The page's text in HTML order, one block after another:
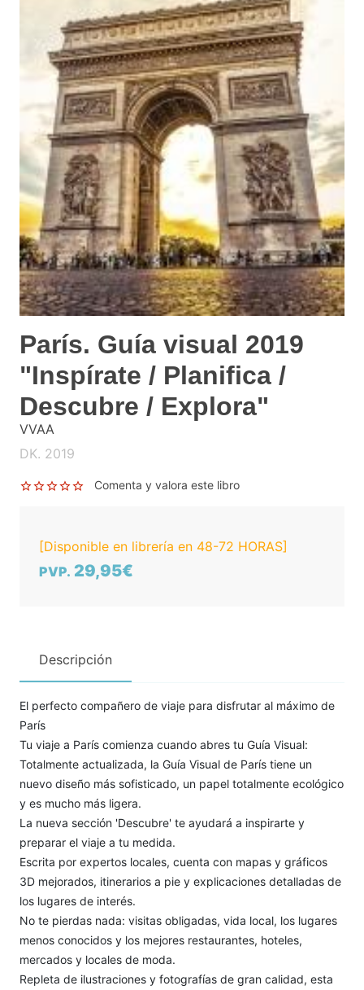
París. Guía visual 2019
"Inspírate / Planifica /
Descubre / Explora"
VVAA
DK. 2019
Comenta y valora este libro
[Disponible en librería en 48-72 HORAS]
PVP. 29,95€
Descripción
El perfecto compañero de viaje para disfrutar al máximo de
París
Tu viaje a París comienza cuando abres tu Guía Visual:
Totalmente actualizada, la Guía Visual de París tiene un
nuevo diseño más sofisticado, un papel totalmente ecológico
y es mucho más ligera.
La nueva sección 'Descubre' te ayudará a inspirarte y
preparar el viaje a tu medida.
Escrita por expertos locales, cuenta con mapas y gráficos
3D mejorados, itinerarios a pie y explicaciones detalladas de
los lugares de interés.
No te pierdas nada: visitas obligadas, vida local, los lugares
menos conocidos y los mejores restaurantes, hoteles,
mercados y locales de moda.
Repleta de ilustraciones y fotografías de gran calidad, esta